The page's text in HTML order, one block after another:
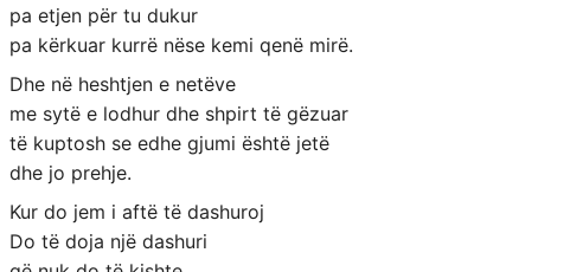
pa etjen për tu dukur
pa kërkuar kurrë nëse kemi qenë mirë.
Dhe në heshtjen e netëve
me sytë e lodhur dhe shpirt të gëzuar
të kuptosh se edhe gjumi është jetë
dhe jo prehje.
Kur do jem i aftë të dashuroj
Do të doja një dashuri